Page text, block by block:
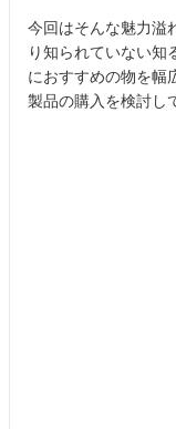
今回はそんな魅力溢
り知られていない知
におすすめの物を幅
製品の購入を検討し